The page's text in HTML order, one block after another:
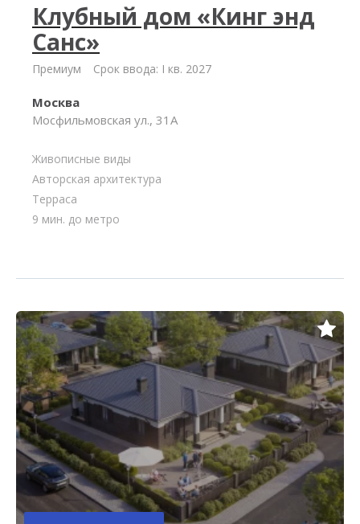
Клубный дом «Кинг энд
Санс»
Премиум Срок ввода: I кв. 2027
Москва
Мосфильмовская ул., 31А
Живописные виды
Авторская архитектура
Терраса
9 мин. до метро